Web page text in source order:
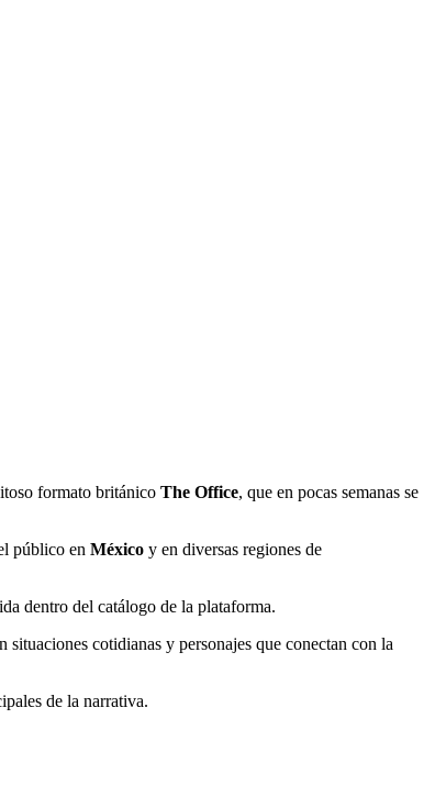
formato británico The Office, que en pocas semanas se
público en México y en diversas regiones de
dentro del catálogo de la plataforma.
cotidianas y personajes que conectan con la
de la narrativa.